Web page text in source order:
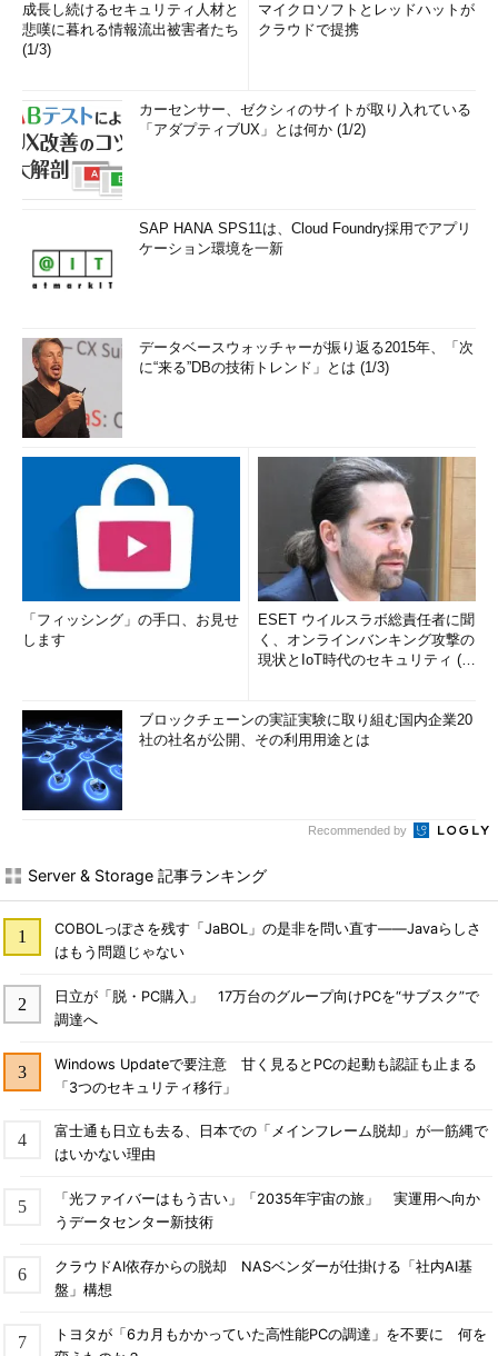
成長し続けるセキュリティ人材と
悲嘆に暮れる情報流出被害者たち
(1/3)
マイクロソフトとレッドハットが
クラウドで提携
カーセンサー、ゼクシィのサイトが取り入れている
「アダプティブUX」とは何か (1/2)
SAP HANA SPS11は、Cloud Foundry採用でアプリ
ケーション環境を一新
データベースウォッチャーが振り返る2015年、「次
に“来る”DBの技術トレンド」とは (1/3)
「フィッシング」の手口、お見せ
します
ESET ウイルスラボ総責任者に聞
く、オンラインバンキング攻撃の
現状とIoT時代のセキュリティ (1/
ブロックチェーンの実証実験に取り組む国内企業20
社の社名が公開、その利用用途とは
Recommended by
Server & Storage 記事ランキング
COBOLっぽさを残す「JaBOL」の是非を問い直す――Javaらしさ
はもう問題じゃない
日立が「脱・PC購入」 17万台のグループ向けPCを“サブスク”で
調達へ
Windows Updateで要注意 甘く見るとPCの起動も認証も止まる
「3つのセキュリティ移行」
富士通も日立も去る、日本での「メインフレーム脱却」が一筋縄で
はいかない理由
「光ファイバーはもう古い」「2035年宇宙の旅」 実運用へ向か
うデータセンター新技術
クラウドAI依存からの脱却 NASベンダーが仕掛ける「社内AI基
盤」構想
トヨタが「6カ月もかかっていた高性能PCの調達」を不要に 何を